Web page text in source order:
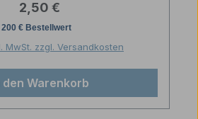
Regulärer Preis:
2,50 €
MwSt. zzgl. Versandkosten
den Warenkorb